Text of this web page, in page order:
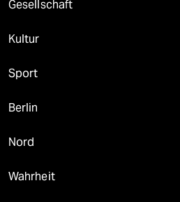
Gesellschaft
Kultur
Sport
Berlin
Nord
Wahrheit